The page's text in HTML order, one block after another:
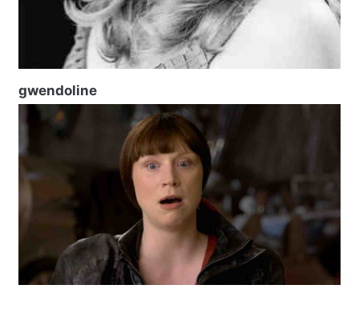
gwendoline